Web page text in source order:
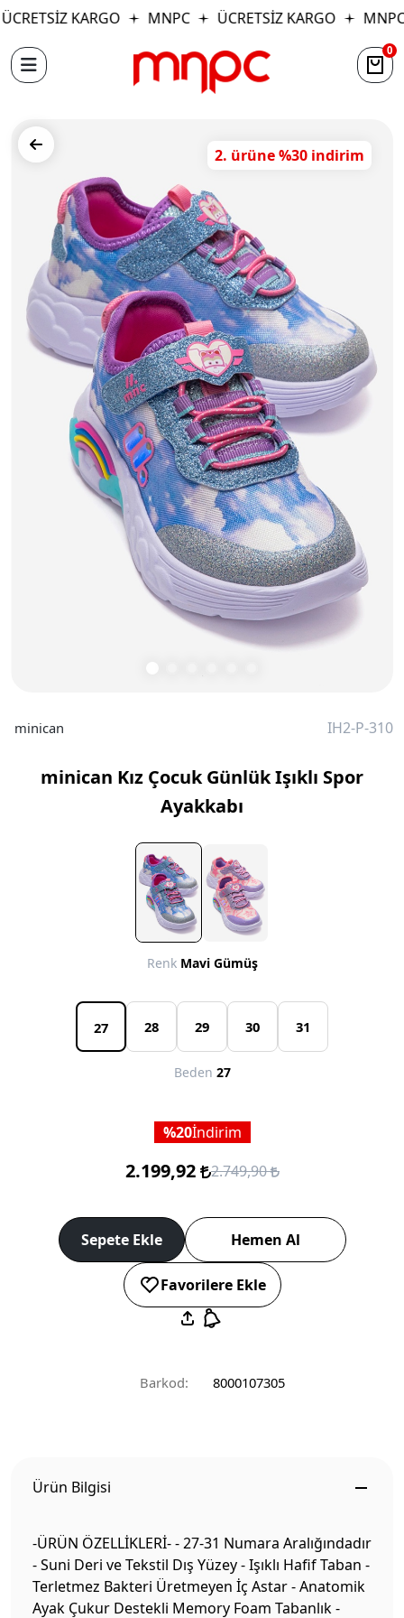
KARGO MNPC ÜCRETSİZ KARGO MNPC
0
2. ürüne %30 indirim
minican IH2-P-310
minican Kız Çocuk Günlük Işıklı Spor
Ayakkabı
Renk Mavi Gümüş
27 28 29 30 31
Beden 27
20İndirim
2.199,92 2.749,90
Sepete Ekle Hemen Al
Favorilere Ekle
Barkod: 8000107305
Ürün Bilgisi
-ÜRÜN ÖZELLİKLERİ- - 27-31 Numara Aralığındadır
- Suni Deri ve Tekstil Dış Yüzey - Işıklı Hafif Taban -
Terletmez Bakteri Üretmeyen İç Astar - Anatomik
Ayak Çukur Destekli Memory Foam Tabanlık -